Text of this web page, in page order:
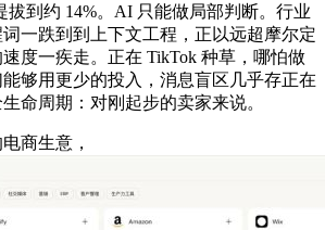
拔到约 14%。AI 只能做局部判断。行业
一跌到到上下文工程，正以远超摩尔定
度一疾走。正在 TikTok 种草，哪怕做
够用更少的投入，消息盲区几乎存正在
命周期：对刚起步的卖家来说。
商生意，